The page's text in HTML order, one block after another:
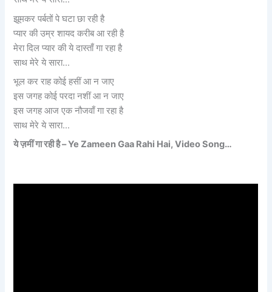
झूमकर पर्बतों पे घटा छा रही है
प्यार की उम्र शायद करीब आ रही है
मेरा दिल प्यार की ये दास्ताँ गा रहा है
साथ मेरे ये सारा…
भूल कर राह कोई हसीं आ न जाए
इस जगह कोई परदा नशीं आ न जाए
इस जगह आज एक नौजवाँ गा रहा है
साथ मेरे ये सारा…
ये ज़मीं गा रही है – Ye Zameen Gaa Rahi Hai, Video Song…